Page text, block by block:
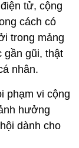
tử, cộng
cách có
trong mảng
gần gũi, thật
nhân.
phạm vi cộng
hưởng
dành cho